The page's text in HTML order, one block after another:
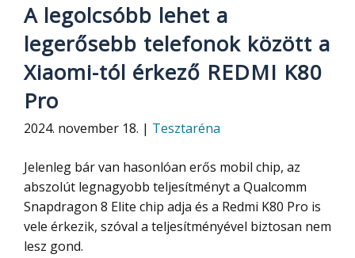
A legolcsóbb lehet a
legerősebb telefonok között a
Xiaomi-tól érkező REDMI K80
Pro
2024. november 18. | Tesztaréna
Jelenleg bár van hasonlóan erős mobil chip, az
abszolút legnagyobb teljesítményt a Qualcomm
Snapdragon 8 Elite chip adja és a Redmi K80 Pro is
vele érkezik, szóval a teljesítményével biztosan nem
lesz gond.